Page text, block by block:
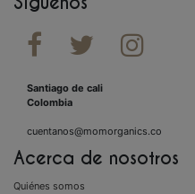
  
Santiago de cali
Colombia
cuentanos@momorganics.co
Acerca de nosotros
Quiénes somos